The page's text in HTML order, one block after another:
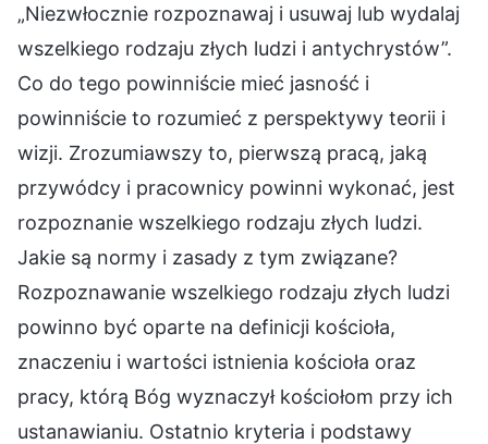
„Niezwłocznie rozpoznawaj i usuwaj lub wydalaj
wszelkiego rodzaju złych ludzi i antychrystów”.
Co do tego powinniście mieć jasność i
powinniście to rozumieć z perspektywy teorii i
wizji. Zrozumiawszy to, pierwszą pracą, jaką
przywódcy i pracownicy powinni wykonać, jest
rozpoznanie wszelkiego rodzaju złych ludzi.
Jakie są normy i zasady z tym związane?
Rozpoznawanie wszelkiego rodzaju złych ludzi
powinno być oparte na definicji kościoła,
znaczeniu i wartości istnienia kościoła oraz
pracy, którą Bóg wyznaczył kościołom przy ich
ustanawianiu. Ostatnio kryteria i podstawy